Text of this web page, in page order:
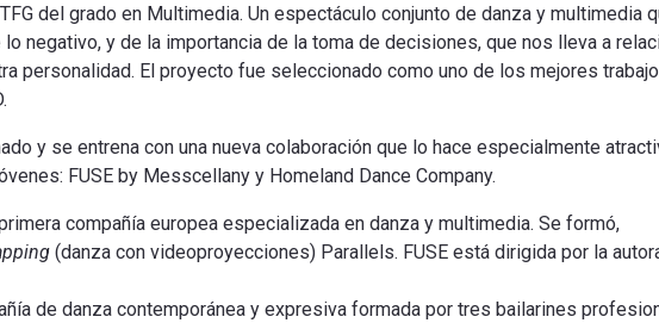
del grado en Multimedia. Un espectáculo conjunto de danza y multimedia
negativo, y de la importancia de la toma de decisiones, que nos lleva a
personalidad. El proyecto fue seleccionado como uno de los mejores
y se entrena con una nueva colaboración que lo hace especialmente
FUSE by Messcellany y Homeland Dance Company.
compañía europea especializada en danza y multimedia. Se formó,
(danza con videoproyecciones) Parallels. FUSE está dirigida por la
de danza contemporánea y expresiva formada por tres bailarines